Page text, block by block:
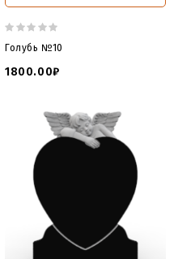
Голубь №10
1800.00₽